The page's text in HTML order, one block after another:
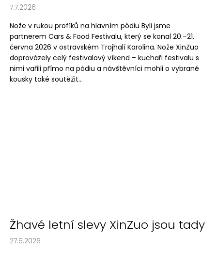
7.7.2026
Nože v rukou profíků na hlavním pódiu Byli jsme
partnerem Cars & Food Festivalu, který se konal 20.–21.
června 2026 v ostravském Trojhalí Karolina. Nože XinZuo
doprovázely celý festivalový víkend – kuchaři festivalu s
nimi vařili přímo na pódiu a návštěvníci mohli o vybrané
kousky také soutěžit...
Žhavé letní slevy XinZuo jsou tady
27.5.2026
HLEDAT
D